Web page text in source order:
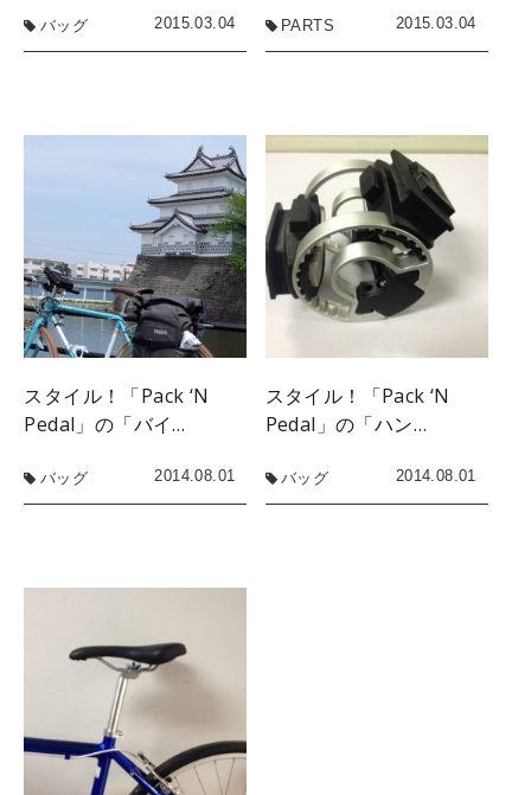
バッグ 2015.03.04 PARTS 2015.03.04
スタイル！「Pack ‘N
Pedal」の「バイ…
バッグ 2014.08.01
スタイル！「Pack ‘N
Pedal」の「ハン…
バッグ 2014.08.01